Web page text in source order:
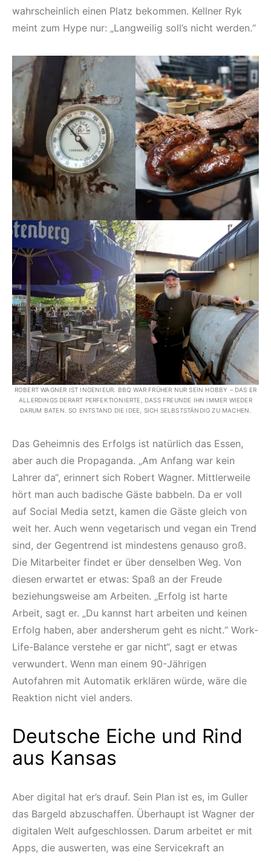
wahrscheinlich einen Platz bekommen. Kellner Ryk
meint zum Hype nur: „Langweilig soll’s nicht werden.“
ROBERT WAGNER IST INGENIEUR. BBQ WAR FRÜHER NUR SEIN HOBBY – DAS ER
ALLERDINGS DERART PERFEKTIONIERTE, DASS FREUNDE IHN IMMER WIEDER
DARUM BATEN. SO ENTSTAND DIE IDEE, SICH SELBSTSTÄNDIG ZU MACHEN.
Das Geheimnis des Erfolgs ist natürlich das Essen,
aber auch die Propaganda. „Am Anfang war kein
Lahrer da“, erinnert sich Robert Wagner. Mittlerweile
hört man auch badische Gäste babbeln. Da er voll
auf Social Media setzt, kamen die Gäste gleich von
weit her. Auch wenn vegetarisch und vegan ein Trend
sind, der Gegentrend ist mindestens genauso groß.
Die Mitarbeiter findet er über denselben Weg. Von
diesen erwartet er etwas: Spaß an der Freude
beziehungsweise am Arbeiten. „Erfolg ist harte
Arbeit, sagt er. „Du kannst hart arbeiten und keinen
Erfolg haben, aber andersherum geht es nicht.“ Work-
Life-Balance verstehe er gar nicht“, sagt er etwas
verwundert. Wenn man einem 90-Jährigen
Autofahren mit Automatik erklären würde, wäre die
Reaktion nicht viel anders.
Deutsche Eiche und Rind
aus Kansas
Aber digital hat er’s drauf. Sein Plan ist es, im Guller
das Bargeld abzuschaffen. Überhaupt ist Wagner der
digitalen Welt aufgeschlossen. Darum arbeitet er mit
Apps, die auswerten, was eine Servicekraft an